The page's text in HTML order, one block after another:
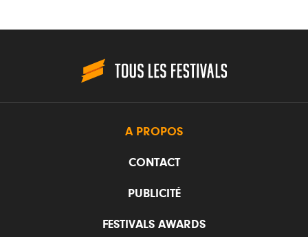
A PROPOS
CONTACT
PUBLICITÉ
FESTIVALS AWARDS